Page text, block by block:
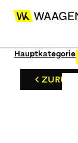
Hauptkategorien
ZURÜCK